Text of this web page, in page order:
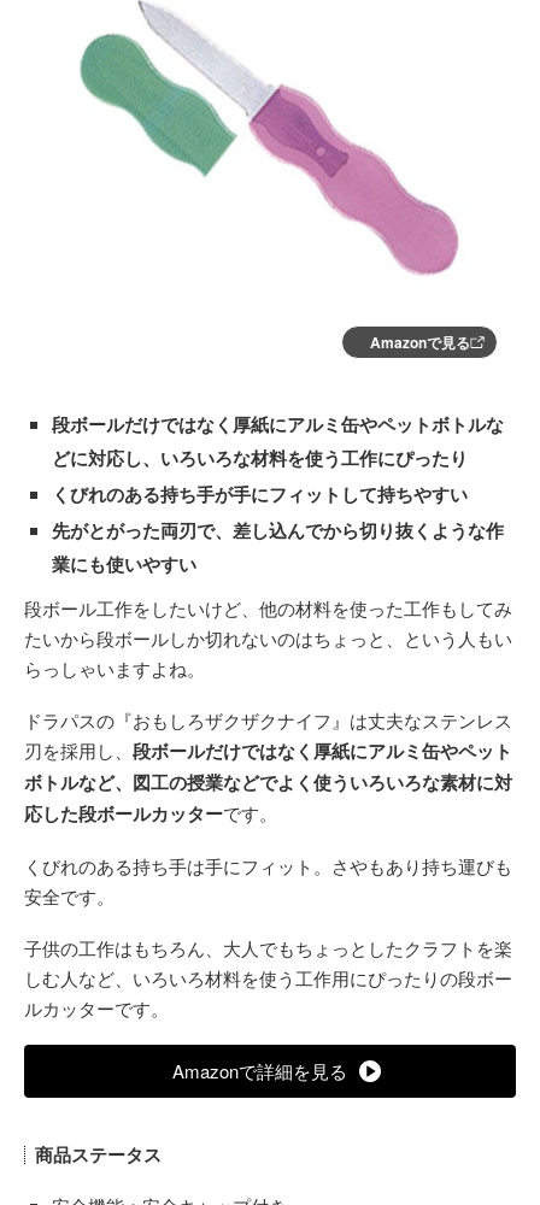
Amazonで見る
段ボールだけではなく厚紙にアルミ缶やペットボトルな
どに対応し、いろいろな材料を使う工作にぴったり
くびれのある持ち手が手にフィットして持ちやすい
先がとがった両刃で、差し込んでから切り抜くような作
業にも使いやすい
段ボール工作をしたいけど、他の材料を使った工作もしてみ
たいから段ボールしか切れないのはちょっと、という人もい
らっしゃいますよね。
ドラパスの『おもしろザクザクナイフ』は丈夫なステンレス
刃を採用し、 段ボールだけではなく厚紙にアルミ缶やペット
ボトルなど、図工の授業などでよく使ういろいろな素材に対
応した段ボールカッターです。
くびれのある持ち手は手にフィット。さやもあり持ち運びも
安全です。
子供の工作はもちろん、大人でもちょっとしたクラフトを楽
しむ人など、いろいろ材料を使う工作用にぴったりの段ボー
ルカッターです。
Amazonで詳細を見る
商品ステータス